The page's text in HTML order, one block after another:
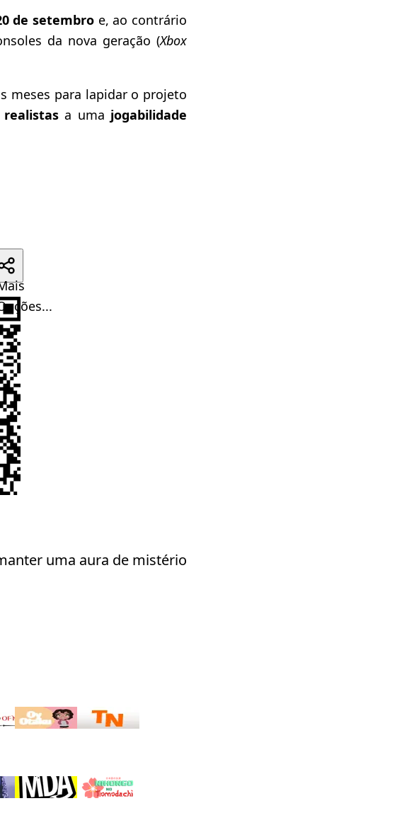
de setembroe, ao contrário
da nova geração (Xbox
meses para lapidar o projeto
a uma jogabilidade
Opções...
uma aura de mistério